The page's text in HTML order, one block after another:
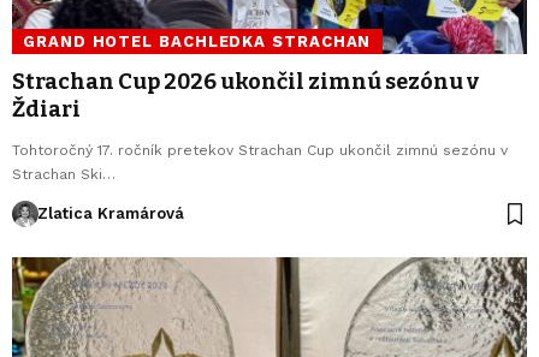
GRAND HOTEL BACHLEDKA STRACHAN
Strachan Cup 2026 ukončil zimnú sezónu v
Ždiari
Tohtoročný 17. ročník pretekov Strachan Cup ukončil zimnú sezónu v
Strachan Ski…
Zlatica Kramárová